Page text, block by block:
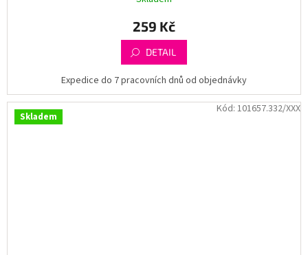
259 Kč
DETAIL
Expedice do 7 pracovních dnů od objednávky
Skladem
Kód: 101657.332/XXX